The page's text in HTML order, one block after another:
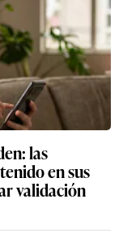
las
en sus
validación